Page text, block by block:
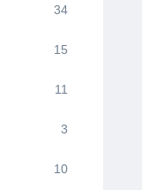
34
15
11
3
10